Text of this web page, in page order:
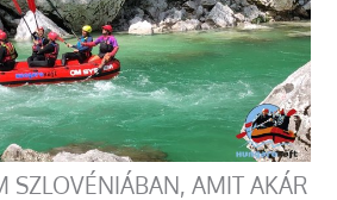
SZLOVÉNIÁBAN, AMIT AKÁR